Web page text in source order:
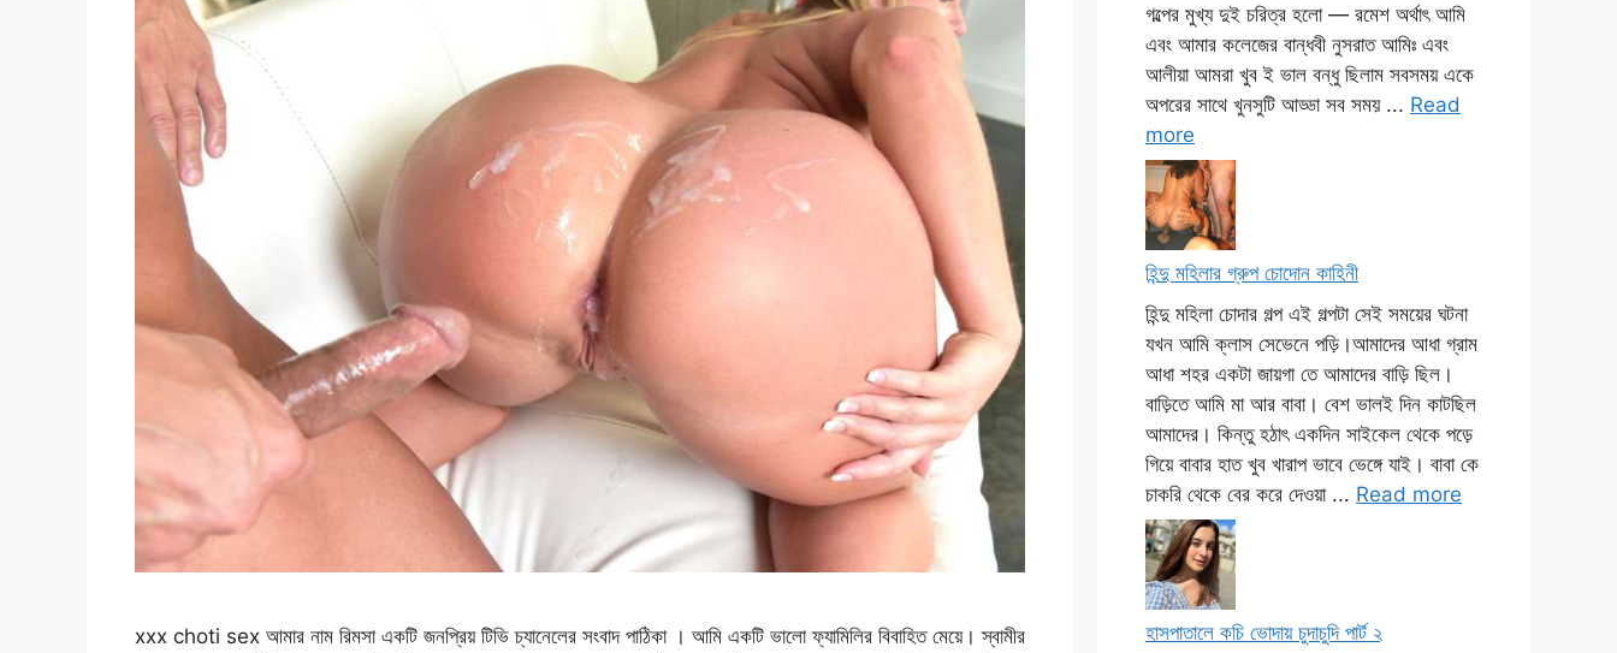
xxx choti sex আমার নাম রিমসা একটি জনপ্রিয় টিভি চ্যানেলের সংবাদ পাঠিকা । আমি একটি ভালো ফ্যামিলির বিবাহিত মেয়ে। স্বামীর
গল্পের মুখ্য দুই চরিত্র হলো — রমেশ অর্থাৎ আমি
এবং আমার কলেজের বান্ধবী নুসরাত আমিঃ এবং
আলীয়া আমরা খুব ই ভাল বন্ধু ছিলাম সবসময় একে
অপরের সাথে খুনসুটি আড্ডা সব সময় ... Read
more
হিন্দু মহিলার গ্রুপ চোদোন কাহিনী
হিন্দু মহিলা চোদার গল্প এই গল্পটা সেই সময়ের ঘটনা
যখন আমি ক্লাস সেভেনে পড়ি।আমাদের আধা গ্রাম
আধা শহর একটা জায়গা তে আমাদের বাড়ি ছিল।
বাড়িতে আমি মা আর বাবা। বেশ ভালই দিন কাটছিল
আমাদের। কিন্তু হঠাৎ একদিন সাইকেল থেকে পড়ে
গিয়ে বাবার হাত খুব খারাপ ভাবে ভেঙ্গে যাই। বাবা কে
চাকরি থেকে বের করে দেওয়া ... Read more
হাসপাতালে কচি ভোদায় চুদাচুদি পার্ট ২